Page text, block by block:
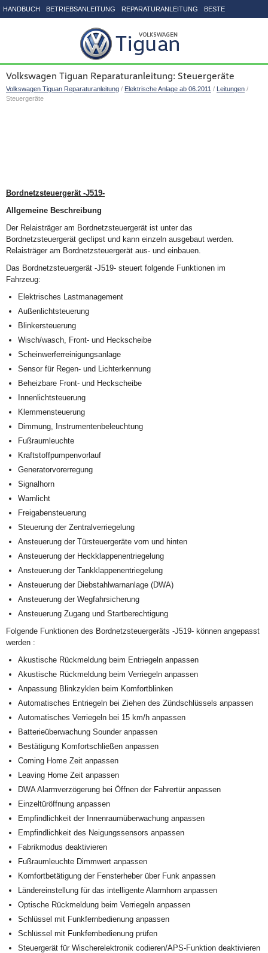
HANDBUCH BETRIEBSANLEITUNG REPARATURANLEITUNG BESTE
Volkswagen Tiguan Reparaturanleitung: Steuergeräte
Volkswagen Tiguan Reparaturanleitung / Elektrische Anlage ab 06.2011 / Leitungen /
Steuergeräte
Bordnetzsteuergerät -J519-
Allgemeine Beschreibung
Der Relaisträger am Bordnetzsteuergerät ist unter das
Bordnetzsteuergerät geclipst und kann einzeln ausgebaut werden.
Relaisträger am Bordnetzsteuergerät aus- und einbauen.
Das Bordnetzsteuergerät -J519- steuert folgende Funktionen im
Fahrzeug:
Elektrisches Lastmanagement
Außenlichtsteuerung
Blinkersteuerung
Wisch/wasch, Front- und Heckscheibe
Scheinwerferreinigungsanlage
Sensor für Regen- und Lichterkennung
Beheizbare Front- und Heckscheibe
Innenlichtsteuerung
Klemmensteuerung
Dimmung, Instrumentenbeleuchtung
Fußraumleuchte
Kraftstoffpumpenvorlauf
Generatorvorerregung
Signalhorn
Warnlicht
Freigabensteuerung
Steuerung der Zentralverriegelung
Ansteuerung der Türsteuergeräte vorn und hinten
Ansteuerung der Heckklappenentriegelung
Ansteuerung der Tankklappenentriegelung
Ansteuerung der Diebstahlwarnanlage (DWA)
Ansteuerung der Wegfahrsicherung
Ansteuerung Zugang und Startberechtigung
Folgende Funktionen des Bordnetzsteuergeräts -J519- können angepasst
werden :
Akustische Rückmeldung beim Entriegeln anpassen
Akustische Rückmeldung beim Verriegeln anpassen
Anpassung Blinkzyklen beim Komfortblinken
Automatisches Entriegeln bei Ziehen des Zündschlüssels anpassen
Automatisches Verriegeln bei 15 km/h anpassen
Batterieüberwachung Sounder anpassen
Bestätigung Komfortschließen anpassen
Coming Home Zeit anpassen
Leaving Home Zeit anpassen
DWA Alarmverzögerung bei Öffnen der Fahrertür anpassen
Einzeltüröffnung anpassen
Empfindlichkeit der Innenraumüberwachung anpassen
Empfindlichkeit des Neigungssensors anpassen
Fabrikmodus deaktivieren
Fußraumleuchte Dimmwert anpassen
Komfortbetätigung der Fensterheber über Funk anpassen
Ländereinstellung für das intelligente Alarmhorn anpassen
Optische Rückmeldung beim Verriegeln anpassen
Schlüssel mit Funkfernbedienung anpassen
Schlüssel mit Funkfernbedienung prüfen
Steuergerät für Wischerelektronik codieren/APS-Funktion deaktivieren